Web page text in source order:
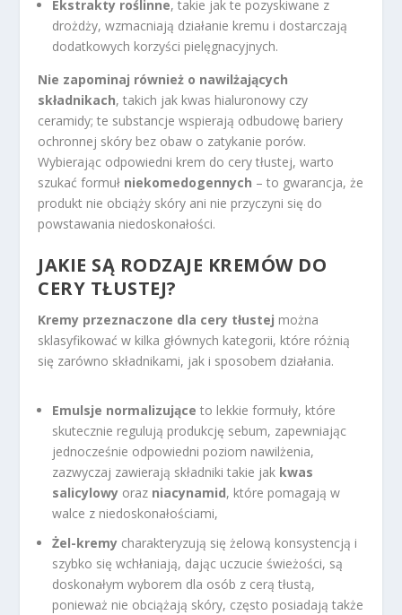
Ekstrakty roślinne, takie jak te pozyskiwane z
drożdży, wzmacniają działanie kremu i dostarczają
dodatkowych korzyści pielęgnacyjnych.
Nie zapominaj również o nawilżających
składnikach, takich jak kwas hialuronowy czy
ceramidy; te substancje wspierają odbudowę bariery
ochronnej skóry bez obaw o zatykanie porów.
Wybierając odpowiedni krem do cery tłustej, warto
szukać formuł niekomedogennych – to gwarancja, że
produkt nie obciąży skóry ani nie przyczyni się do
powstawania niedoskonałości.
JAKIE SĄ RODZAJE KREMÓW DO
CERY TŁUSTEJ?
Kremy przeznaczone dla cery tłustej można
sklasyfikować w kilka głównych kategorii, które różnią
się zarówno składnikami, jak i sposobem działania.
Emulsje normalizujące to lekkie formuły, które
skutecznie regulują produkcję sebum, zapewniając
jednocześnie odpowiedni poziom nawilżenia,
zazwyczaj zawierają składniki takie jak kwas
salicylowy oraz niacynamid, które pomagają w
walce z niedoskonałościami,
Żel-kremy charakteryzują się żelową konsystencją i
szybko się wchłaniają, dając uczucie świeżości, są
doskonałym wyborem dla osób z cerą tłustą,
ponieważ nie obciążają skóry, często posiadają także